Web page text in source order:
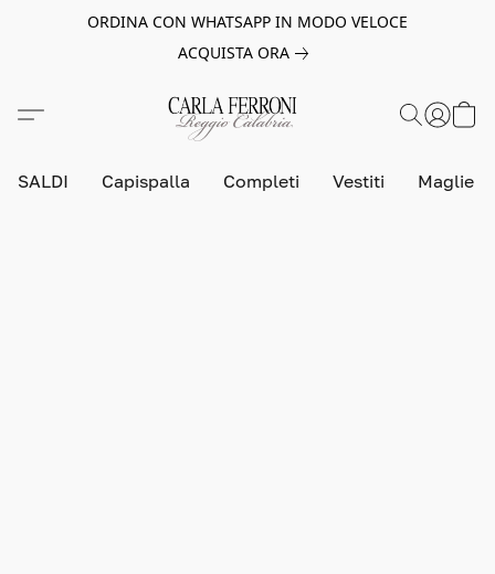
ORDINA CON WHATSAPP IN MODO VELOCE
ACQUISTA ORA
SALDI Capispalla Completi Vestiti Maglie e